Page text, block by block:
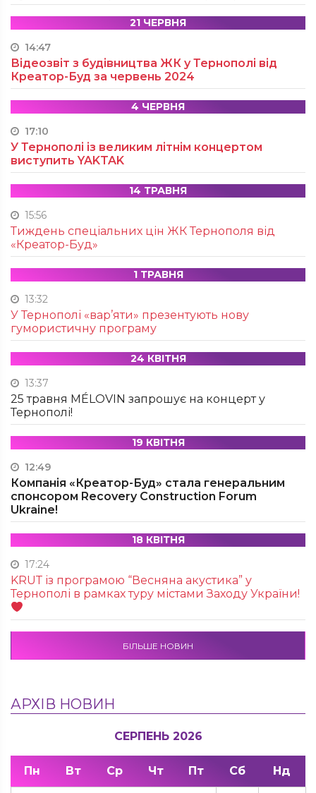
21 ЧЕРВНЯ
14:47
Відеозвіт з будівництва ЖК у Тернополі від
Креатор-Буд за червень 2024
4 ЧЕРВНЯ
17:10
У Тернополі із великим літнім концертом
виступить YAKTAK
14 ТРАВНЯ
15:56
Тиждень спеціальних цін ЖК Тернополя від
«Креатор-Буд»
1 ТРАВНЯ
13:32
У Тернополі «вар’яти» презентують нову
гумористичну програму
24 КВІТНЯ
13:37
25 травня MÉLOVIN запрошує на концерт у
Тернополі!
19 КВІТНЯ
12:49
Компанія «Креатор-Буд» стала генеральним
спонсором Recovery Construction Forum
Ukraine!
18 КВІТНЯ
17:24
KRUТ із програмою “Весняна акустика” у
Тернополі в рамках туру містами Заходу України!
БІЛЬШЕ НОВИН
АРХІВ НОВИН
СЕРПЕНЬ 2026
Пн Вт Ср Чт Пт Сб Нд